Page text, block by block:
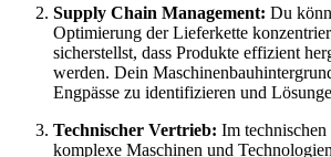
Supply Chain Management: Du
Optimierung der Lieferkette
sicherstellst, dass Produkte effizient
werden. Dein
Engpässe zu identifizieren und
Technischer Vertrieb: Im
komplexe Maschinen und